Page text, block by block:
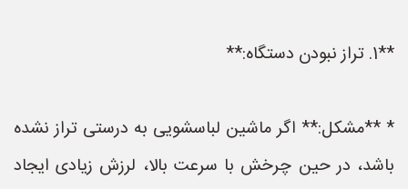
**1. تراز نبودن دستگاه:**
* **مشکل:** اگر ماشین لباسشویی به درستی تراز نشده
باشد، در حین چرخش با سرعت بالا، لرزش زیادی ایجاد